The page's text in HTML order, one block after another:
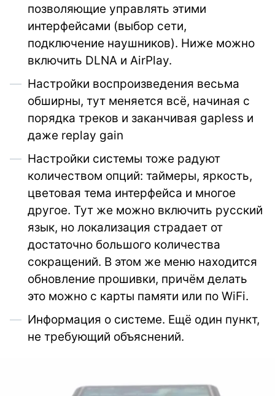
позволяющие управлять этими
интерфейсами (выбор сети,
подключение наушников). Ниже можно
включить DLNA и AirPlay.
Настройки воспроизведения весьма
обширны, тут меняется всё, начиная с
порядка треков и заканчивая gapless и
даже replay gain
Настройки системы тоже радуют
количеством опций: таймеры, яркость,
цветовая тема интерфейса и многое
другое. Тут же можно включить русский
язык, но локализация страдает от
достаточно большого количества
сокращений. В этом же меню находится
обновление прошивки, причём делать
это можно с карты памяти или по WiFi.
Информация о системе. Ещё один пункт,
не требующий объяснений.